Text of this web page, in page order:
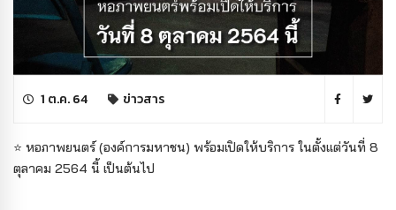
1 ต.ค. 64 ข่าวสาร
⭐ หอภาพยนตร์ (องค์การมหาชน) พร้อมเปิดให้บริการ ในตั้งแต่วันที่ 8
ตุลาคม 2564 นี้ เป็นต้นไป